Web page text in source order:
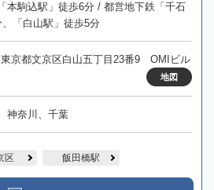
本駒込駅」徒歩6分 / 都営地下鉄「千石
「白山駅」徒歩5分
東京都文京区白山五丁目23番9 OMIビル
地図
神奈川、千葉
区 飯田橋駅